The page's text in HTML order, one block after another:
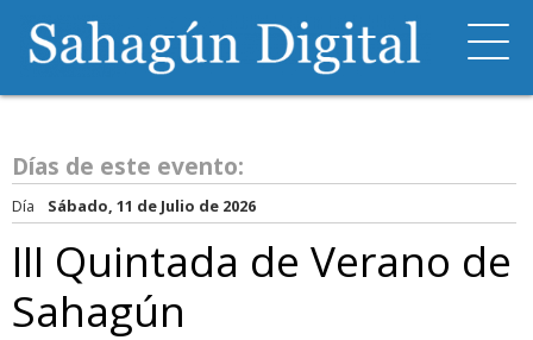
Días de este evento:
Día Sábado, 11 de Julio de 2026
III Quintada de Verano de
Sahagún